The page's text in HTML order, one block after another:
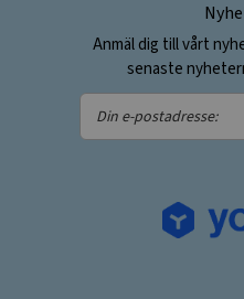
Anmäl dig till vårt
senaste
Din
e-